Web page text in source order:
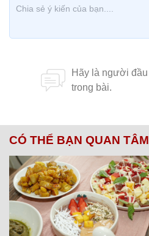
CÓ THỂ BẠN QUAN TÂM